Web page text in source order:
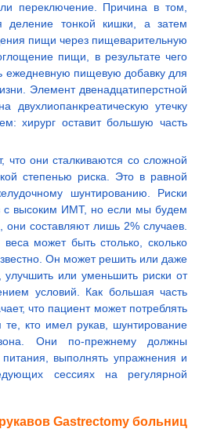
переключение. Причина в том,
деление тонкой кишки, а затем
пищи через пищеварительную
пищи, в результате чего
ежедневную пищевую добавку для
Элемент двенадцатиперстной
двухлиопанкреатическую утечку
хирург оставит большую часть
что они сталкиваются со сложной
степенью риска. Это в равной
шунтированию. Риски
с высоким ИМТ, но если мы будем
они составляют лишь 2% случаев.
может быть столько, сколько
Он может решить или даже
или уменьшить риски от
условий. Как большая часть
что пациент может потреблять
кто имел рукав, шунтирование
Они по-прежнему должны
выполнять упражнения и
сессиях на регулярной
Gastrectomy больниц